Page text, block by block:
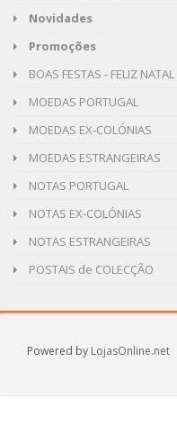
Novidades
Promoções
BOAS FESTAS - FELIZ NATAL
MOEDAS PORTUGAL
MOEDAS EX-COLÓNIAS
MOEDAS ESTRANGEIRAS
NOTAS PORTUGAL
NOTAS EX-COLÓNIAS
NOTAS ESTRANGEIRAS
POSTAIS de COLECÇÃO
Powered by LojasOnline.net